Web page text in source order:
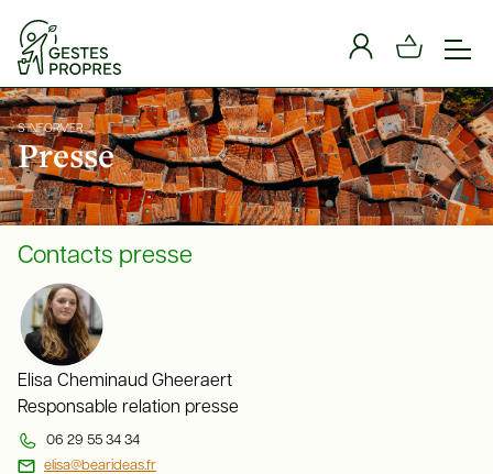
S’INFORMER
Presse
Contacts presse
Elisa Cheminaud Gheeraert
Responsable relation presse
06 29 55 34 34
elisa@bearideas.fr